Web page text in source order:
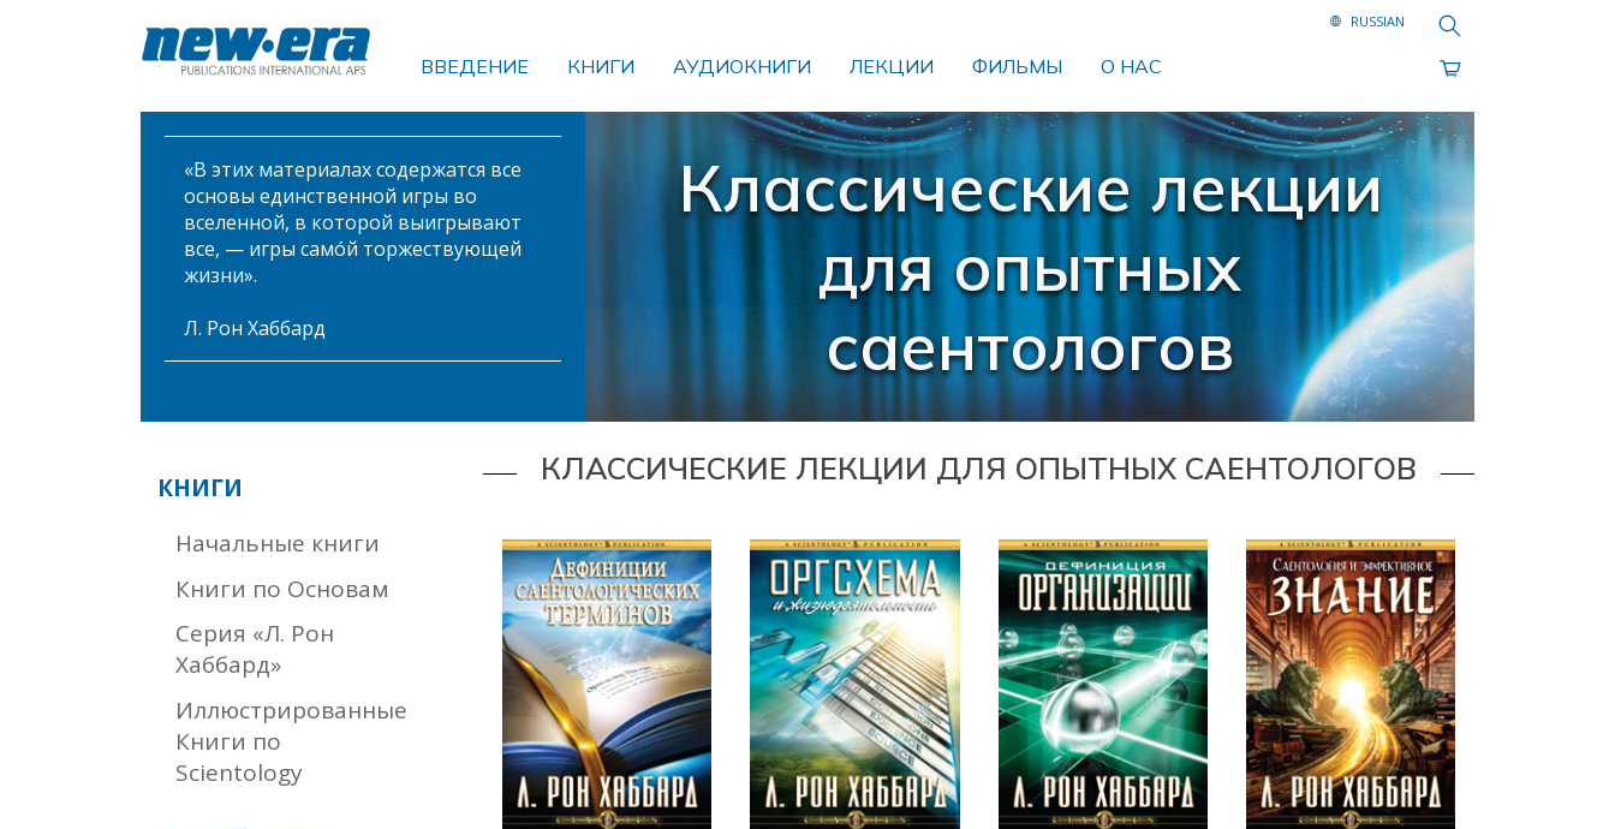
ВВЕДЕНИЕ КНИГИ АУДИОКНИГИ ЛЕКЦИИ ФИЛЬМЫ О НАС
Поиск
Классические лекции
для опытных
саентологов
«В этих материалах содержатся все
основы единственной игры во
вселенной, в которой выигрывают
все, — игры самóй торжествующей
жизни».
Л. Рон Хаббард
КНИГИ
Начальные книги
Книги по Основам
Серия «Л. Рон
Хаббард»
Иллюстрированные
Книги по
Scientology
КЛАССИЧЕСКИЕ ЛЕКЦИИ ДЛЯ ОПЫТНЫХ САЕНТОЛОГОВ